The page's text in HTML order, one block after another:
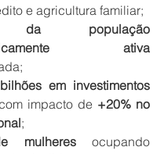
e agricultura familiar;
da população
ativa
em investimentos
impacto de +20% no
;
mulheres ocupando